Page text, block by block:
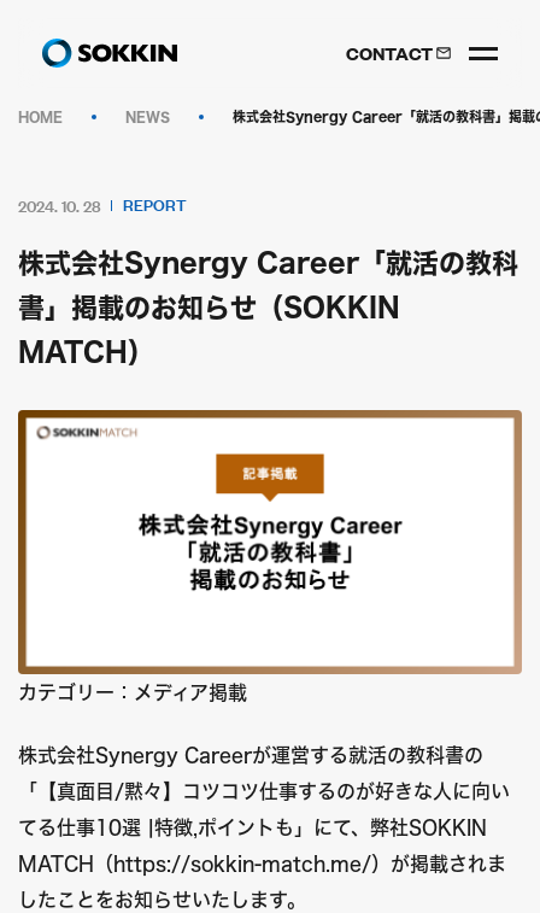
CONTACT
HOME NEWS 株式会社Synergy Career「就活の教科書」掲
2024. 10. 28 REPORT
株式会社Synergy Career「就活の教科
書」掲載のお知らせ（SOKKIN
MATCH）
カテゴリー：メディア掲載
株式会社Synergy Careerが運営する就活の教科書の
「【真面目/黙々】コツコツ仕事するのが好きな人に向い
てる仕事10選 |特徴,ポイントも」にて、弊社SOKKIN
MATCH（https://sokkin-match.me/）が掲載されま
したことをお知らせいたします。